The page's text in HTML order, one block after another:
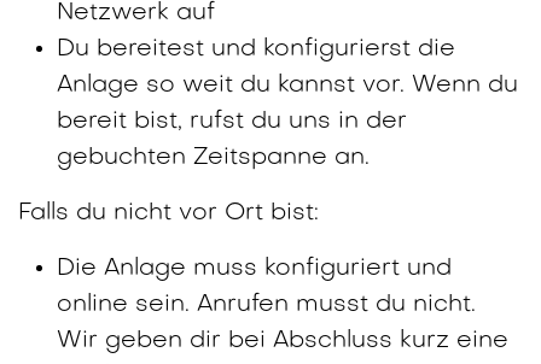
Netzwerk auf
Du bereitest und konfigurierst die
Anlage so weit du kannst vor. Wenn du
bereit bist, rufst du uns in der
gebuchten Zeitspanne an.
Falls du nicht vor Ort bist:
Die Anlage muss konfiguriert und
online sein. Anrufen musst du nicht.
Wir geben dir bei Abschluss kurz eine